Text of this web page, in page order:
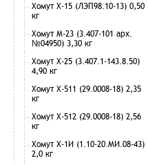
Хомут Х-15 (ЛЭП98.10-13) 0,50
кг
Хомут М-23 (3.407-101 арх.
№04950) 3,30 кг
Хомут Х-25 (3.407.1-143.8.50)
4,90 кг
Хомут Х-511 (29.0008-18) 2,35
кг
Хомут Х-512 (29.0008-18) 2,56
кг
Хомут Х-1И (1.10-20.МИ.08-43)
2,0 кг